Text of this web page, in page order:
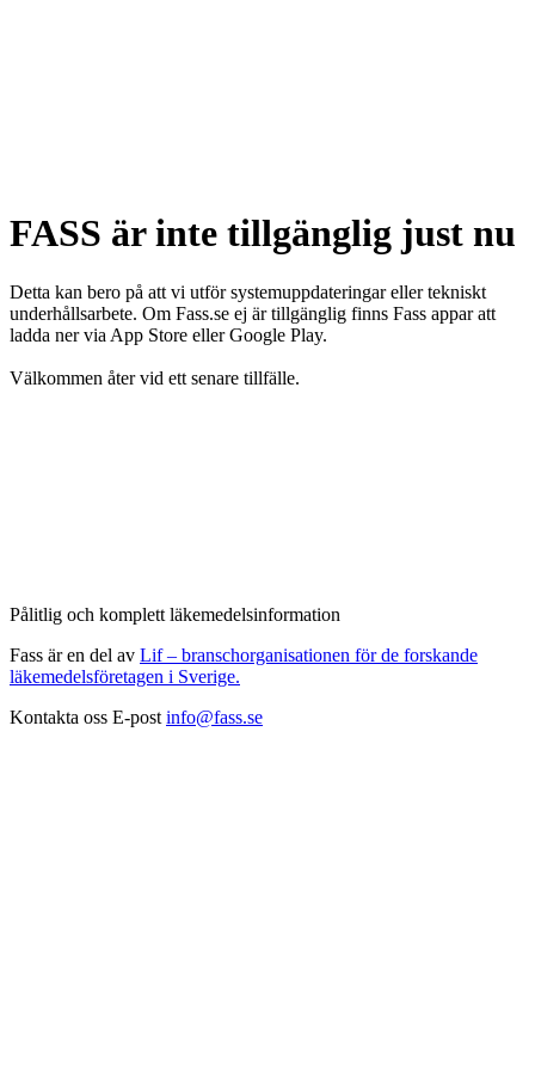
FASS är inte tillgänglig just nu
Detta kan bero på att vi utför systemuppdateringar eller tekniskt
underhållsarbete. Om Fass.se ej är tillgänglig finns Fass appar att
ladda ner via App Store eller Google Play.
Välkommen åter vid ett senare tillfälle.
Pålitlig och komplett läkemedelsinformation
Fass är en del av Lif – branschorganisationen för de forskande
läkemedelsföretagen i Sverige.
Kontakta oss E-post info@fass.se